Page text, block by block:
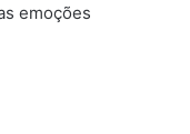
emoções